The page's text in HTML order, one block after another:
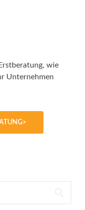
wie
Unternehmen